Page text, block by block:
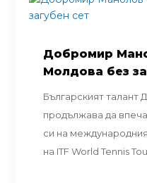
Добромир
Молдова без
Българският
продължава да
си на
на ITF World Tennis